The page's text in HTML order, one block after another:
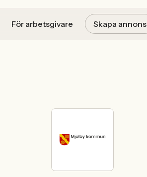
För arbetsgivare Skapa annons